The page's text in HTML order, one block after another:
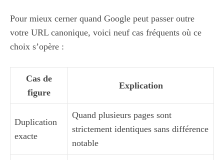
Pour mieux cerner quand Google peut passer outre
votre URL canonique, voici neuf cas fréquents où ce
choix s’opère :
Cas de
figure
Explication
Duplication
exacte
Quand plusieurs pages sont
strictement identiques sans différence
notable